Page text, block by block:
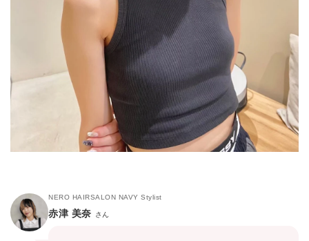
NERO HAIRSALON NAVY Stylist
赤津 美奈 さん